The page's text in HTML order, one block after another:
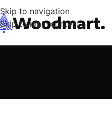
Skip to navigation
Skip to main content